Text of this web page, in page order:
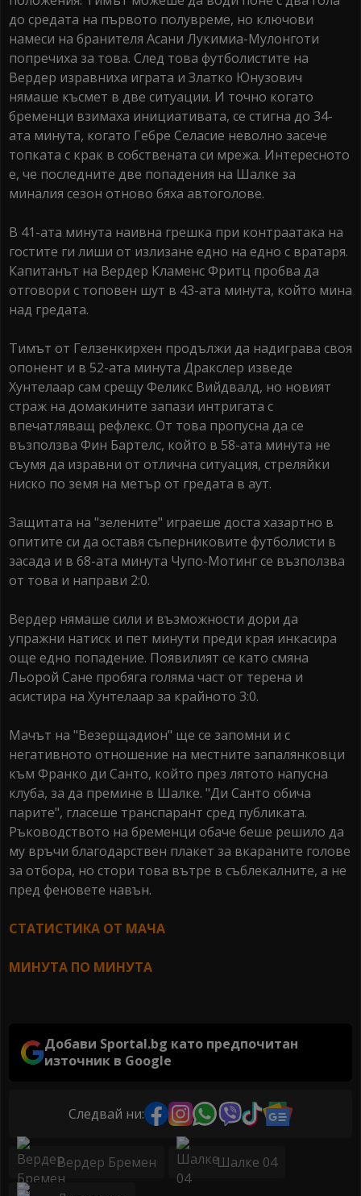
до средата на първото полувреме, но ключови
намеси на бранителя Асани Лукимиа-Мулонготи
попречиха за това. След това футболистите на
Вердер изравниха играта и Златко Юнузович
нямаше късмет в две ситуации. И точно когато
бременци взимаха инициативата, се стигна до 34-
ата минута, когато Гебре Селасие неволно засече
топката с крак в собствената си мрежа. Интересното
е, че последните две попадения на Шалке за
миналия сезон отново бяха автоголове.
В 41-ата минута наивна грешка при контраатака на
гостите ги лиши от излизане едно на едно с вратаря.
Капитанът на Вердер Кламенс Фритц пробва да
отговори с топовен шут в 43-ата минута, който мина
над гредата.
Тимът от Гелзенкирхен продължи да надиграва своя
опонент и в 52-ата минута Дракслер изведе
Хунтелаар сам срещу Феликс Вийдвалд, но новият
страж на домакините запази интригата с
впечатляващ рефлекс. От това пропусна да се
възползва Фин Бартелс, който в 58-ата минута не
съумя да изравни от отлична ситуация, стреляйки
ниско по земя на метър от гредата в аут.
Защитата на "зелените" играеше доста хазартно в
опитите си да оставя съперниковите футболисти в
засада и в 68-ата минута Чупо-Мотинг се възползва
от това и направи 2:0.
Вердер нямаше сили и възможности дори да
упражни натиск и пет минути преди края инкасира
още едно попадение. Появилият се като смяна
Льорой Сане пробяга голяма част от терена и
асистира на Хунтелаар за крайното 3:0.
Мачът на "Везерщадион" ще се запомни и с
негативното отношение на местните запалянковци
към Франко ди Санто, който през лятото напусна
клуба, за да премине в Шалке. "Ди Санто обича
парите", гласеше транспарант сред публиката.
Ръководството на бременци обаче беше решило да
му връчи благодарствен плакет за вкараните голове
за отбора, но стори това вътре в съблекалните, а не
пред феновете навън.
СТАТИСТИКА ОТ МАЧА
МИНУТА ПО МИНУТА
Добави Sportal.bg като предпочитан
източник в Google
Следвай ни:
Вердер Бремен Шалке 04